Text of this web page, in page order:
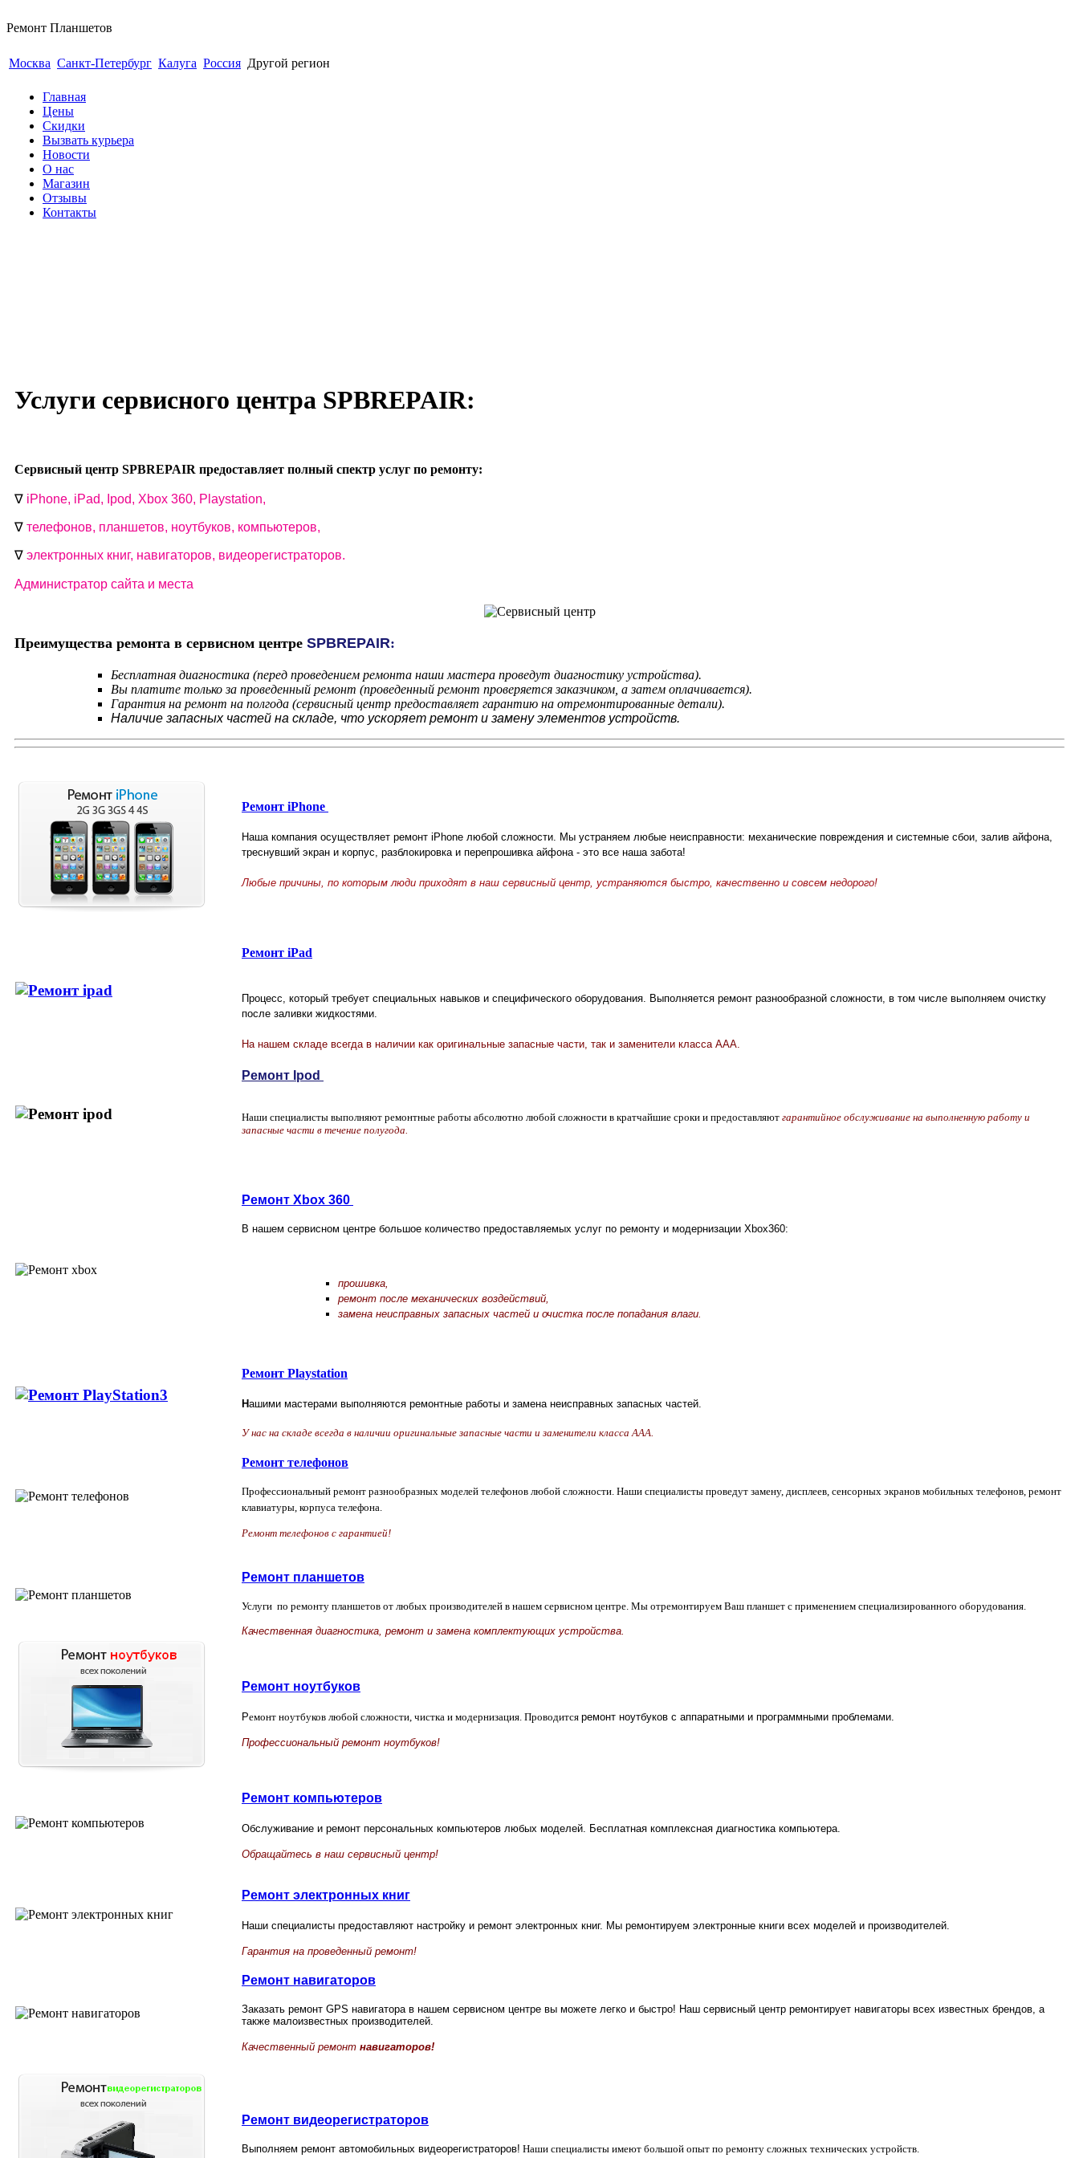
Ремонт Планшетов
Москва Санкт-Петербург Калуга Россия Другой регион
Главная
Цены
Скидки
Вызвать курьера
Новости
О нас
Магазин
Отзывы
Контакты
Услуги сервисного центра SPBREPAIR:
Сервисный центр SPBREPAIR предоставляет полный спектр услуг по ремонту:
∇ iPhone, iPad, Ipod, Xbox 360, Playstation,
∇ телефонов, планшетов, ноутбуков, компьютеров,
∇ электронных книг, навигаторов, видеорегистраторов.
Администратор сайта и места
Преимущества ремонта в сервисном центре SPBREPAIR:
Бесплатная диагностика (перед проведением ремонта наши мастера проведут диагностику устройства).
Вы платите только за проведенный ремонт (проведенный ремонт проверяется заказчиком, а затем оплачивается).
Гарантия на ремонт на полгода (сервисный центр предоставляет гарантию на отремонтированные детали).
Наличие запасных частей на складе, что ускоряет ремонт и замену элементов устройств.
Ремонт iPhone
Наша компания осуществляет ремонт iPhone любой сложности. Мы устраняем любые неисправности: механические повреждения и системные сбои, залив айфона,
треснувший экран и корпус, разблокировка и перепрошивка айфона - это все наша забота!
Любые причины, по которым люди приходят в наш сервисный центр, устраняются быстро, качественно и совсем недорого!
Ремонт iPad
Процесс, который требует специальных навыков и специфического оборудования. Выполняется ремонт разнообразной сложности, в том числе выполняем очистку
после заливки жидкостями.
На нашем складе всегда в наличии как оригинальные запасные части, так и заменители класса ААА.
Ремонт Ipod
Наши специалисты выполняют ремонтные работы абсолютно любой сложности в кратчайшие сроки и предоставляют гарантийное обслуживание на выполненную работу и
запасные части в течение полугода.
Ремонт Xbox 360
В нашем сервисном центре большое количество предоставляемых услуг по ремонту и модернизации Xbox360:
прошивка,
ремонт после механических воздействий,
замена неисправных запасных частей и очистка после попадания влаги.
Ремонт Playstation
Нашими мастерами выполняются ремонтные работы и замена неисправных запасных частей.
У нас на складе всегда в наличии оригинальные запасные части и заменители класса ААА.
Ремонт телефонов
Профессиональный ремонт разнообразных моделей телефонов любой сложности. Наши специалисты проведут замену, дисплеев, сенсорных экранов мобильных телефонов, ремонт
клавиатуры, корпуса телефона.
Ремонт телефонов с гарантией!
Ремонт планшетов
Услуги по ремонту планшетов от любых производителей в нашем сервисном центре. Мы отремонтируем Ваш планшет с применением специализированного оборудования.
Качественная диагностика, ремонт и замена комплектующих устройства.
Ремонт ноутбуков
Ремонт ноутбуков любой сложности, чистка и модернизация. Проводится ремонт ноутбуков с аппаратными и программными проблемами.
Профессиональный ремонт ноутбуков!
Ремонт компьютеров
Обслуживание и ремонт персональных компьютеров любых моделей. Бесплатная комплексная диагностика компьютера.
Обращайтесь в наш сервисный центр!
Ремонт электронных книг
Наши специалисты предоставляют настройку и ремонт электронных книг. Мы ремонтируем электронные книги всех моделей и производителей.
Гарантия на проведенный ремонт!
Ремонт навигаторов
Заказать ремонт GPS навигатора в нашем сервисном центре вы можете легко и быстро! Наш сервисный центр ремонтирует навигаторы всех известных брендов, а
также малоизвестных производителей.
Качественный ремонт навигаторов!
Ремонт видеорегистраторов
Выполняем ремонт автомобильных видеорегистраторов! Наши специалисты имеют большой опыт по ремонту сложных технических устройств.